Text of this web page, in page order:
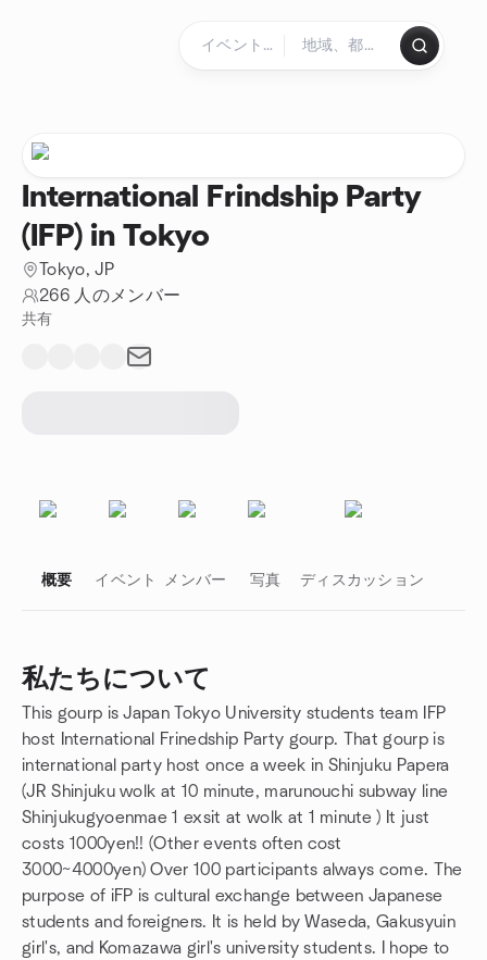
International Frindship Party
(IFP) in Tokyo
Tokyo, JP
266 人のメンバー
共有
概要 イベント メンバー 写真 ディスカッション
私たちについて
This gourp is Japan Tokyo University students team IFP
host International Frinedship Party gourp. That gourp is
international party host once a week in Shinjuku Papera
(JR Shinjuku wolk at 10 minute, marunouchi subway line
Shinjukugyoenmae 1 exsit at wolk at 1 minute ) It just
costs 1000yen!! (Other events often cost
3000~4000yen) Over 100 participants always come. The
purpose of iFP is cultural exchange between Japanese
students and foreigners. It is held by Waseda, Gakusyuin
girl's, and Komazawa girl's university students. I hope to
グループのリンク